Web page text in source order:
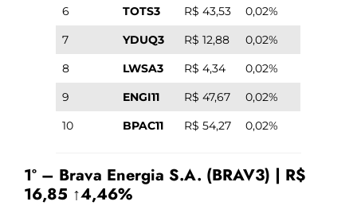
6
TOTS3 R$ 43,53
0,02%
7
YDUQ3 R$ 12,88
0,02%
8
LWSA3 R$ 4,34
0,02%
9
ENGI11 R$ 47,67
0,02%
10
BPAC11 R$ 54,27 0,02%
1º – Brava Energia S.A. (BRAV3) | R$
16,85 ↑4,46%